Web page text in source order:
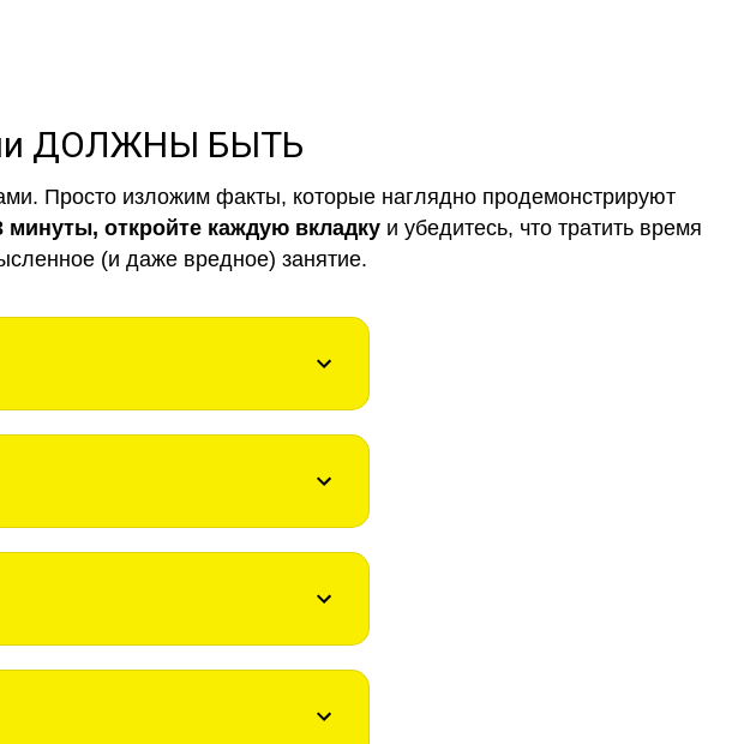
ДОЛЖНЫ БЫТЬ
Просто изложим факты, которые наглядно продемонстрируют
минуты, откройте каждую вкладку и убедитесь, что тратить время
(и даже вредное) занятие.